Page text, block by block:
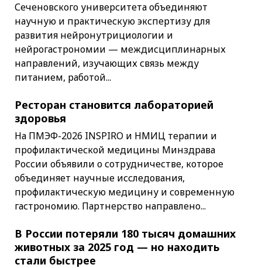
Сеченовского университета объединяют
научную и практическую экспертизу для
развития нейронутрициологии и
нейрогастрономии — междисциплинарных
направлений, изучающих связь между
питанием, работой...
Ресторан становится лабораторией
здоровья
На ПМЭФ-2026 INSPIRO и НМИЦ терапии и
профилактической медицины Минздрава
России объявили о сотрудничестве, которое
объединяет научные исследования,
профилактическую медицину и современную
гастрономию. Партнерство направлено...
В России потеряли 180 тысяч домашних
животных за 2025 год — но находить
стали быстрее